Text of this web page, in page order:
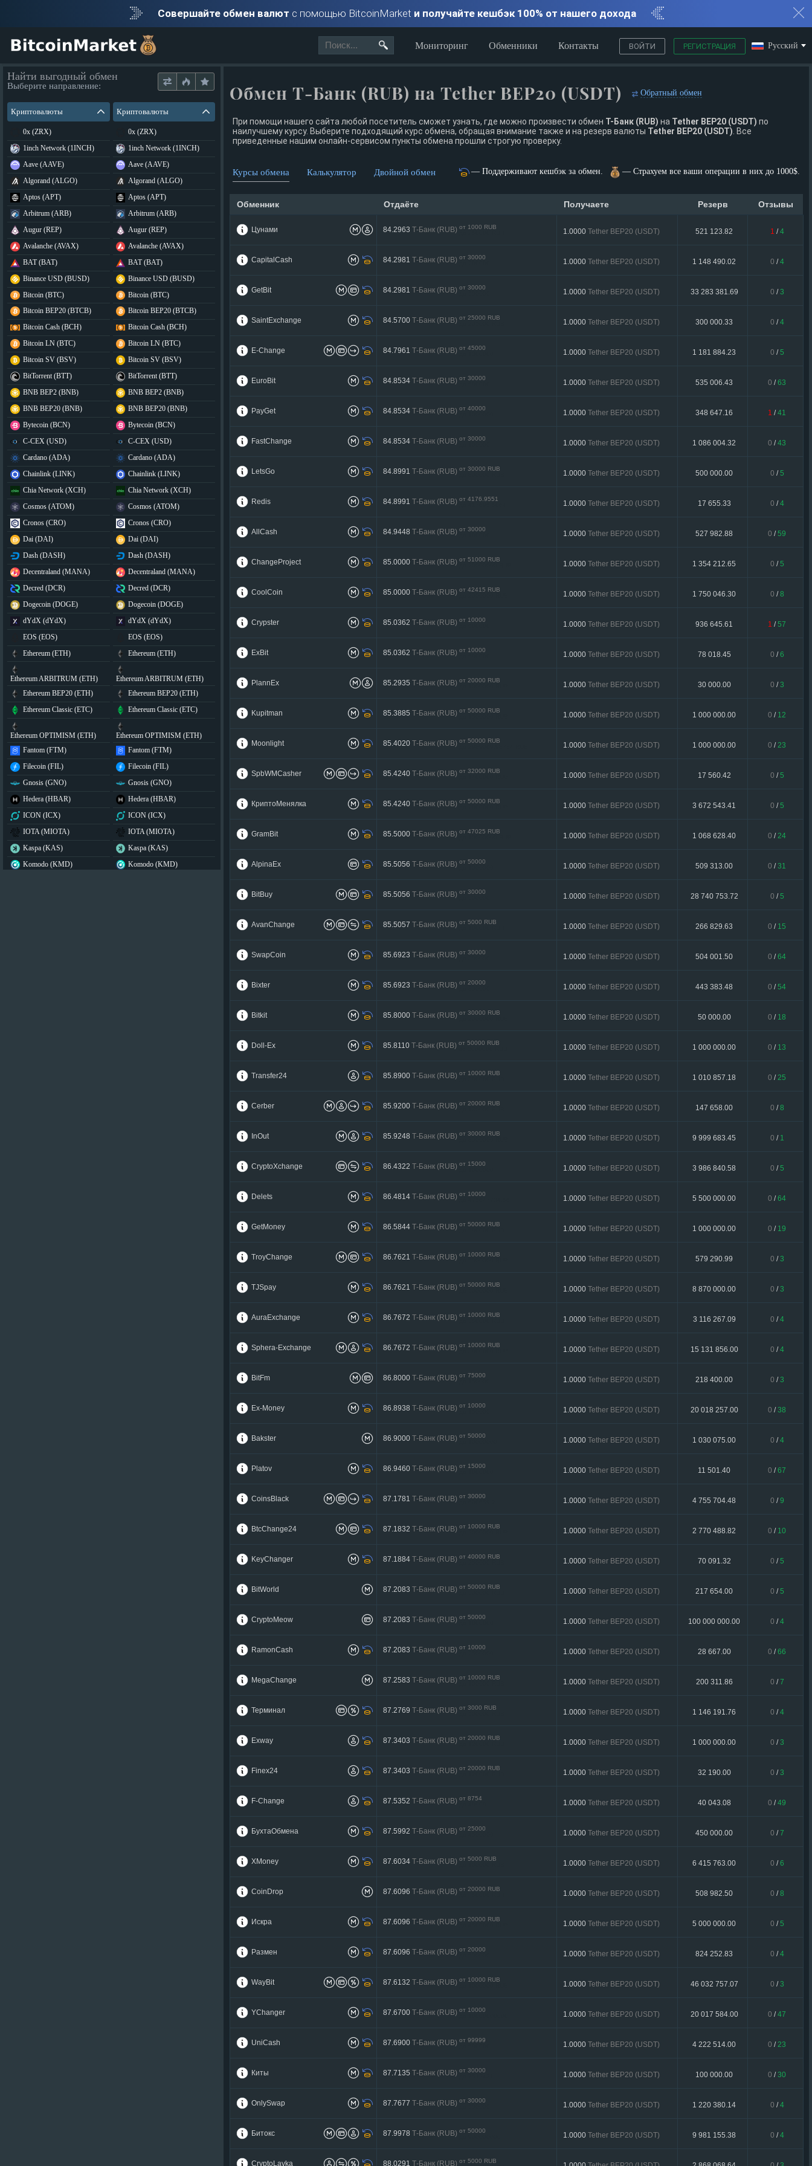
Совершайте обмен валют с помощью BitcoinMarket и получайте кешбэк 100% от нашего дохода
Русский
Мониторинг Обменники Контакты ВОЙТИ РЕГИСТРАЦИЯ
Найти выгодный обмен
Выберите направление:
Криптовалюты
0x (ZRX)
1inch Network (1INCH)
Aave (AAVE)
Algorand (ALGO)
Aptos (APT)
Arbitrum (ARB)
Augur (REP)
Avalanche (AVAX)
BAT (BAT)
Binance USD (BUSD)
Bitcoin (BTC)
Bitcoin BEP20 (BTCB)
Bitcoin Cash (BCH)
Bitcoin LN (BTC)
Bitcoin SV (BSV)
BitTorrent (BTT)
BNB BEP2 (BNB)
BNB BEP20 (BNB)
Bytecoin (BCN)
C-CEX (USD)
Cardano (ADA)
Chainlink (LINK)
Chia Network (XCH)
Cosmos (ATOM)
Cronos (CRO)
Dai (DAI)
Dash (DASH)
Decentraland (MANA)
Decred (DCR)
Dogecoin (DOGE)
dYdX (dYdX)
EOS (EOS)
Ethereum (ETH)
Ethereum ARBITRUM (ETH)
Ethereum BEP20 (ETH)
Ethereum Classic (ETC)
Ethereum OPTIMISM (ETH)
Fantom (FTM)
Filecoin (FIL)
Gnosis (GNO)
Hedera (HBAR)
ICON (ICX)
IOTA (MIOTA)
Kaspa (KAS)
Komodo (KMD)
Криптовалюты
0x (ZRX)
1inch Network (1INCH)
Aave (AAVE)
Algorand (ALGO)
Aptos (APT)
Arbitrum (ARB)
Augur (REP)
Avalanche (AVAX)
BAT (BAT)
Binance USD (BUSD)
Bitcoin (BTC)
Bitcoin BEP20 (BTCB)
Bitcoin Cash (BCH)
Bitcoin LN (BTC)
Bitcoin SV (BSV)
BitTorrent (BTT)
BNB BEP2 (BNB)
BNB BEP20 (BNB)
Bytecoin (BCN)
C-CEX (USD)
Cardano (ADA)
Chainlink (LINK)
Chia Network (XCH)
Cosmos (ATOM)
Cronos (CRO)
Dai (DAI)
Dash (DASH)
Decentraland (MANA)
Decred (DCR)
Dogecoin (DOGE)
dYdX (dYdX)
EOS (EOS)
Ethereum (ETH)
Ethereum ARBITRUM (ETH)
Ethereum BEP20 (ETH)
Ethereum Classic (ETC)
Ethereum OPTIMISM (ETH)
Fantom (FTM)
Filecoin (FIL)
Gnosis (GNO)
Hedera (HBAR)
ICON (ICX)
IOTA (MIOTA)
Kaspa (KAS)
Komodo (KMD)
Обмен Т-Банк (RUB) на Tether BEP20 (USDT) Обратный обмен
При помощи нашего сайта любой посетитель сможет узнать, где можно произвести обмен Т-Банк (RUB) на Tether BEP20 (USDT) по
наилучшему курсу. Выберите подходящий курс обмена, обращая внимание также и на резерв валюты Tether BEP20 (USDT) . Все
приведенные нашим онлайн-сервисом пункты обмена прошли строгую проверку.
— Страхуем все ваши операции в них до 1000$.
— Поддерживают кешбэк за обмен.
Курсы обмена Калькулятор Двойной обмен
Обменник Отдаёте Получаете Резерв Отзывы
Цунами 84.2963 Т-Банк (RUB) от 1000 RUB
1.0000 Tether BEP20 (USDT) 521 123.82 1 /4
CapitalCash 84.2981 Т-Банк (RUB) от 30000
1.0000 Tether BEP20 (USDT) 1 148 490.02 0 /4
GetBit 84.2981 Т-Банк (RUB) от 30000
1.0000 Tether BEP20 (USDT) 33 283 381.69 0 /3
SaintExchange 84.5700 Т-Банк (RUB) от 25000 RUB
1.0000 Tether BEP20 (USDT) 300 000.33 0 /4
E-Change 84.7961 Т-Банк (RUB) от 45000
1.0000 Tether BEP20 (USDT) 1 181 884.23 0 /5
EuroBit 84.8534 Т-Банк (RUB) от 30000
1.0000 Tether BEP20 (USDT) 535 006.43 0 /63
PayGet 84.8534 Т-Банк (RUB) от 40000
1.0000 Tether BEP20 (USDT) 348 647.16 1 /41
FastChange 84.8534 Т-Банк (RUB) от 30000
1.0000 Tether BEP20 (USDT) 1 086 004.32 0 /43
LetsGo 84.8991 Т-Банк (RUB) от 30000 RUB
1.0000 Tether BEP20 (USDT) 500 000.00 0 /5
Redis 84.8991 Т-Банк (RUB) от 4176.9551
1.0000 Tether BEP20 (USDT) 17 655.33 0 /4
AllCash 84.9448 Т-Банк (RUB) от 30000
1.0000 Tether BEP20 (USDT) 527 982.88 0 /59
ChangeProject 85.0000 Т-Банк (RUB) от 51000 RUB
1.0000 Tether BEP20 (USDT) 1 354 212.65 0 /5
CoolCoin 85.0000 Т-Банк (RUB) от 42415 RUB
1.0000 Tether BEP20 (USDT) 1 750 046.30 0 /8
Crypster 85.0362 Т-Банк (RUB) от 10000
1.0000 Tether BEP20 (USDT) 936 645.61 1 /57
ExBit 85.0362 Т-Банк (RUB) от 10000
1.0000 Tether BEP20 (USDT) 78 018.45 0 /6
PlannEx 85.2935 Т-Банк (RUB) от 20000 RUB
1.0000 Tether BEP20 (USDT) 30 000.00 0 /3
Kupitman 85.3885 Т-Банк (RUB) от 50000 RUB
1.0000 Tether BEP20 (USDT) 1 000 000.00 0 / 12
Moonlight 85.4020 Т-Банк (RUB) от 50000 RUB
1.0000 Tether BEP20 (USDT) 1 000 000.00 0 /23
SpbWMCasher 85.4240 Т-Банк (RUB) от 32000 RUB
1.0000 Tether BEP20 (USDT) 17 560.42 0 /5
КриптоМенялка 85.4240 Т-Банк (RUB) от 50000 RUB
1.0000 Tether BEP20 (USDT) 3 672 543.41 0 /5
GramBit 85.5000 Т-Банк (RUB) от 47025 RUB
1.0000 Tether BEP20 (USDT) 1 068 628.40 0 /24
AlpinaEx 85.5056 Т-Банк (RUB) от 50000
1.0000 Tether BEP20 (USDT) 509 313.00 0 /31
BitBuy 85.5056 Т-Банк (RUB) от 30000
1.0000 Tether BEP20 (USDT) 28 740 753.72 0 /5
AvanChange 85.5057 Т-Банк (RUB) от 5000 RUB
1.0000 Tether BEP20 (USDT) 266 829.63 0 / 15
SwapCoin 85.6923 Т-Банк (RUB) от 30000
1.0000 Tether BEP20 (USDT) 504 001.50 0 /64
Bixter 85.6923 Т-Банк (RUB) от 20000
1.0000 Tether BEP20 (USDT) 443 383.48 0 /54
Bitkit 85.8000 Т-Банк (RUB) от 30000 RUB
1.0000 Tether BEP20 (USDT) 50 000.00 0 / 18
Doll-Ex 85.8110 Т-Банк (RUB) от 50000 RUB
1.0000 Tether BEP20 (USDT) 1 000 000.00 0 / 13
Transfer24 85.8900 Т-Банк (RUB) от 10000 RUB
1.0000 Tether BEP20 (USDT) 1 010 857.18 0 /25
Cerber 85.9200 Т-Банк (RUB) от 20000 RUB
1.0000 Tether BEP20 (USDT) 147 658.00 0 /8
InOut 85.9248 Т-Банк (RUB) от 30000 RUB
1.0000 Tether BEP20 (USDT) 9 999 683.45 0 / 1
CryptoXchange 86.4322 Т-Банк (RUB) от 15000
1.0000 Tether BEP20 (USDT) 3 986 840.58 0 /5
Delets 86.4814 Т-Банк (RUB) от 10000
1.0000 Tether BEP20 (USDT) 5 500 000.00 0 /64
GetMoney 86.5844 Т-Банк (RUB) от 50000 RUB
1.0000 Tether BEP20 (USDT) 1 000 000.00 0 / 19
TroyChange 86.7621 Т-Банк (RUB) от 10000 RUB
1.0000 Tether BEP20 (USDT) 579 290.99 0 /3
TJSpay 86.7621 Т-Банк (RUB) от 50000 RUB
1.0000 Tether BEP20 (USDT) 8 870 000.00 0 /3
AuraExchange 86.7672 Т-Банк (RUB) от 10000 RUB
1.0000 Tether BEP20 (USDT) 3 116 267.09 0 /4
Sphera-Exchange 86.7672 Т-Банк (RUB) от 10000 RUB
1.0000 Tether BEP20 (USDT) 15 131 856.00 0 /4
BitFm 86.8000 Т-Банк (RUB) от 75000
1.0000 Tether BEP20 (USDT) 218 400.00 0 /3
Ex-Money 86.8938 Т-Банк (RUB) от 10000
1.0000 Tether BEP20 (USDT) 20 018 257.00 0 /38
Bakster 86.9000 Т-Банк (RUB) от 50000
1.0000 Tether BEP20 (USDT) 1 030 075.00 0 /4
Platov 86.9460 Т-Банк (RUB) от 15000
1.0000 Tether BEP20 (USDT) 11 501.40 0 /67
CoinsBlack 87.1781 Т-Банк (RUB) от 30000
1.0000 Tether BEP20 (USDT) 4 755 704.48 0 /9
BtcChange24 87.1832 Т-Банк (RUB) от 10000 RUB
1.0000 Tether BEP20 (USDT) 2 770 488.82 0 / 10
KeyChanger 87.1884 Т-Банк (RUB) от 40000 RUB
1.0000 Tether BEP20 (USDT) 70 091.32 0 /5
BitWorld 87.2083 Т-Банк (RUB) от 50000 RUB
1.0000 Tether BEP20 (USDT) 217 654.00 0 /5
CryptoMeow 87.2083 Т-Банк (RUB) от 50000
1.0000 Tether BEP20 (USDT) 100 000 000.00 0 /4
RamonCash 87.2083 Т-Банк (RUB) от 10000
1.0000 Tether BEP20 (USDT) 28 667.00 0 /66
MegaChange 87.2583 Т-Банк (RUB) от 10000 RUB
1.0000 Tether BEP20 (USDT) 200 311.86 0 /7
Терминал 87.2769 Т-Банк (RUB) от 3000 RUB
1.0000 Tether BEP20 (USDT) 1 146 191.76 0 /4
Exway 87.3403 Т-Банк (RUB) от 20000 RUB
1.0000 Tether BEP20 (USDT) 1 000 000.00 0 /3
Finex24 87.3403 Т-Банк (RUB) от 20000 RUB
1.0000 Tether BEP20 (USDT) 32 190.00 0 /3
F-Change 87.5352 Т-Банк (RUB) от 8754
1.0000 Tether BEP20 (USDT) 40 043.08 0 /49
БухтаОбмена 87.5992 Т-Банк (RUB) от 25000
1.0000 Tether BEP20 (USDT) 450 000.00 0 /7
XMoney 87.6034 Т-Банк (RUB) от 5000 RUB
1.0000 Tether BEP20 (USDT) 6 415 763.00 0 /6
CoinDrop 87.6096 Т-Банк (RUB) от 20000 RUB
1.0000 Tether BEP20 (USDT) 508 982.50 0 /8
Искра 87.6096 Т-Банк (RUB) от 20000 RUB
1.0000 Tether BEP20 (USDT) 5 000 000.00 0 /5
Размен 87.6096 Т-Банк (RUB) от 20000
1.0000 Tether BEP20 (USDT) 824 252.83 0 /4
WayBit 87.6132 Т-Банк (RUB) от 10000 RUB
1.0000 Tether BEP20 (USDT) 46 032 757.07 0 /3
YChanger 87.6700 Т-Банк (RUB) от 10000
1.0000 Tether BEP20 (USDT) 20 017 584.00 0 /47
UniCash 87.6900 Т-Банк (RUB) от 99999
1.0000 Tether BEP20 (USDT) 4 222 514.00 0 /23
Киты 87.7135 Т-Банк (RUB) от 30000
1.0000 Tether BEP20 (USDT) 100 000.00 0 /30
OnlySwap 87.7677 Т-Банк (RUB) от 30000
1.0000 Tether BEP20 (USDT) 1 220 380.14 0 /4
Битокс 87.9978 Т-Банк (RUB) от 50000
1.0000 Tether BEP20 (USDT) 9 981 155.38 0 /4
CryptoLavka 88.0291 Т-Банк (RUB) от 5000 RUB